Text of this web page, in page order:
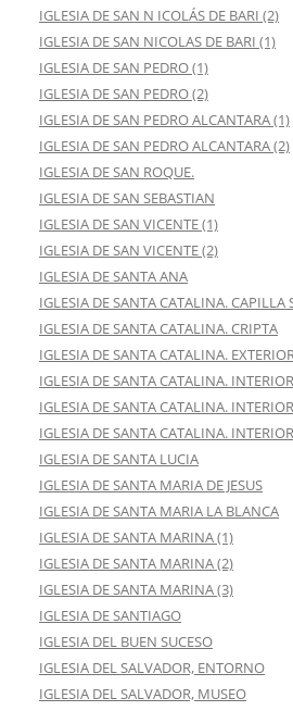
IGLESIA DE SAN N ICOLÁS DE BARI (2)
IGLESIA DE SAN NICOLAS DE BARI (1)
IGLESIA DE SAN PEDRO (1)
IGLESIA DE SAN PEDRO (2)
IGLESIA DE SAN PEDRO ALCANTARA (1)
IGLESIA DE SAN PEDRO ALCANTARA (2)
IGLESIA DE SAN ROQUE.
IGLESIA DE SAN SEBASTIAN
IGLESIA DE SAN VICENTE (1)
IGLESIA DE SAN VICENTE (2)
IGLESIA DE SANTA ANA
IGLESIA DE SANTA CATALINA. CAPILLA
IGLESIA DE SANTA CATALINA. CRIPTA
IGLESIA DE SANTA CATALINA. EXTERIOR
IGLESIA DE SANTA CATALINA.
IGLESIA DE SANTA CATALINA.
IGLESIA DE SANTA CATALINA.
IGLESIA DE SANTA LUCIA
IGLESIA DE SANTA MARIA DE JESUS
IGLESIA DE SANTA MARIA LA BLANCA
IGLESIA DE SANTA MARINA (1)
IGLESIA DE SANTA MARINA (2)
IGLESIA DE SANTA MARINA (3)
IGLESIA DE SANTIAGO
IGLESIA DEL BUEN SUCESO
IGLESIA DEL SALVADOR, ENTORNO
IGLESIA DEL SALVADOR, MUSEO